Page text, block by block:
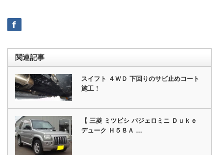
関連記事
スイフト ４ＷＤ 下回りのサビ止めコート
施工！
【 三菱 ミツビシ パジェロミニ Ｄｕｋｅ
デューク Ｈ５８Ａ …